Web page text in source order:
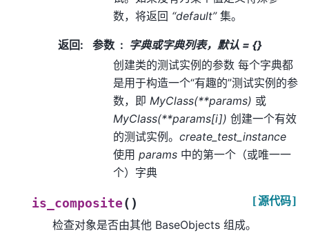
数，将返回 “default”集。
返回: 参数
字典或字典列表，默认 = {}
创建类的测试实例的参数 每个字典都
是用于构造一个“有趣的”测试实例的参
数，即 MyClass(**params) 或
MyClass(**params[i]) 创建一个有效
的测试实例。 create_test_instance
使用 params 中的第一个（或唯一一
个）字典
is_composite ( ) [源代码]
检查对象是否由其他 BaseObjects 组成。